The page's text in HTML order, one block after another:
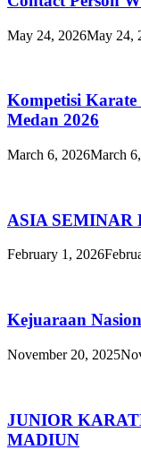
May 24, 2026May 24,
Kompetisi
Medan 2026
March 6, 2026March
ASIA SEMINAR
February 1, 2026
Kejuaraan
November 20, 2025
JUNIOR
MADIUN